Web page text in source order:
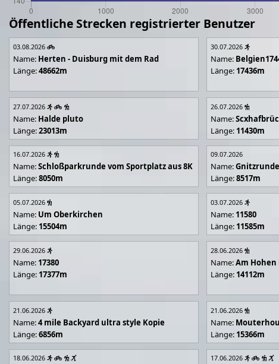
Öffentliche Strecken registrierter Benutzer
03.08.2026
Name: Herten - Duisburg mit dem Rad
Länge:48662m
30.07.2026
Name:
Länge: 17436m
27.07.2026
Name: Halde pluto
Länge:23013m
26.07.2026
Name:
Länge: 11430m
16.07.2026
Name:Schloßparkrunde vom Sportplatz aus 8K
Länge:8050m
09.07.2026
Name:Gnitzrunde
Länge:8517m
05.07.2026
Name: Um Oberkirchen
Länge: 15504m
03.07.2026
Name: 11580
Länge: 11585m
29.06.2026
Name: 17380
Länge: 17377m
28.06.2026
Name:Am
Länge: 14112m
21.06.2026
Name:4 mile Backyard ultra style Kopie
Länge:6856m
21.06.2026
Name:
Länge: 15366m
18.06.2026 17.06.2026